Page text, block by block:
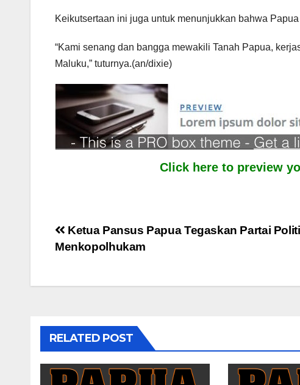
Keikutsertaan ini juga untuk menunjukkan bahwa
“Kami senang dan bangga mewakili Tanah Papua,
Maluku,” tuturnya.(an/dixie)
Click here to preview
Post
navigation
Ketua Pansus Papua Tegaskan Partai
Menkopolhukam
RELATED POST